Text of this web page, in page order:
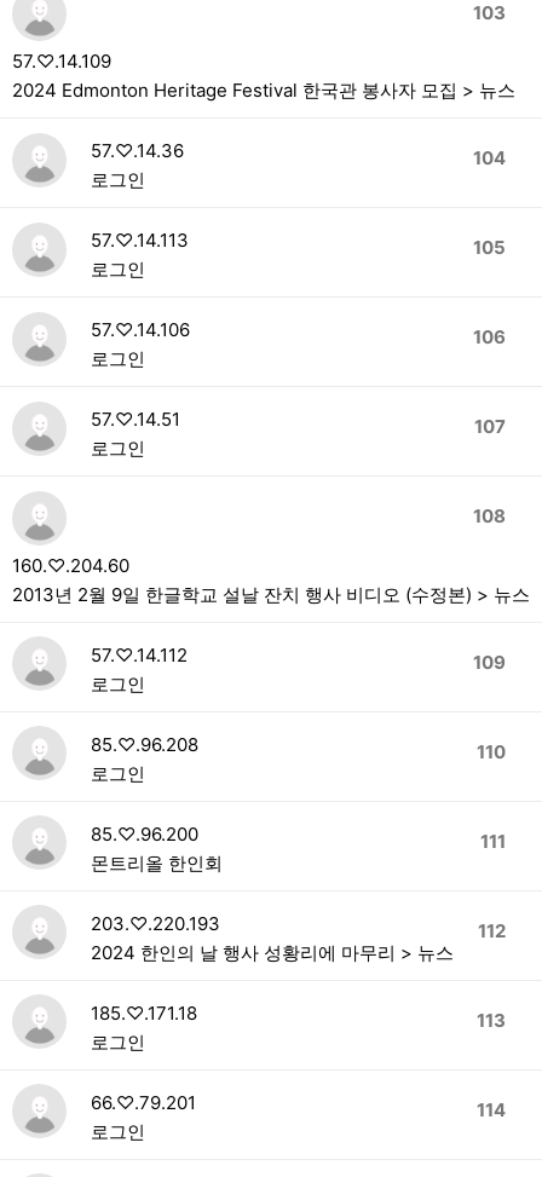
103
57.♡.14.109
2024 Edmonton Heritage Festival 한국관 봉사자 모집 > 뉴스
104
57.♡.14.36
로그인
105
57.♡.14.113
로그인
106
57.♡.14.106
로그인
107
57.♡.14.51
로그인
108
160.♡.204.60
2013년 2월 9일 한글학교 설날 잔치 행사 비디오 (수정본) > 뉴스
109
57.♡.14.112
로그인
110
85.♡.96.208
로그인
111
85.♡.96.200
몬트리올 한인회
112
203.♡.220.193
2024 한인의 날 행사 성황리에 마무리 > 뉴스
113
185.♡.171.18
로그인
114
66.♡.79.201
로그인